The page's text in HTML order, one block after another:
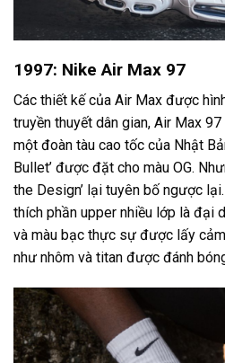
1997: Nike Air Max 97
Các thiết kế của Air Max được
truyền thuyết dân gian, Air Max
một đoàn tàu cao tốc của Nhật
Bullet’ được đặt cho màu OG.
the Design’ lại tuyên bố ngược
thích phần upper nhiều lớp là đại
và màu bạc thực sự được lấy
như nhôm và titan được đánh